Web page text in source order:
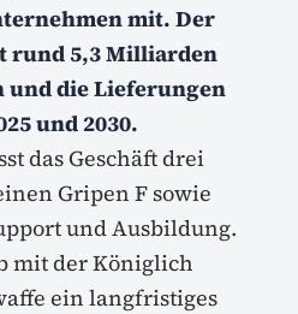
mit. Der
rund 5,3 Milliarden
und die Lieferungen
und 2030.
das Geschäft drei
Gripen F sowie
und Ausbildung.
mit der Königlich
ein langfristiges